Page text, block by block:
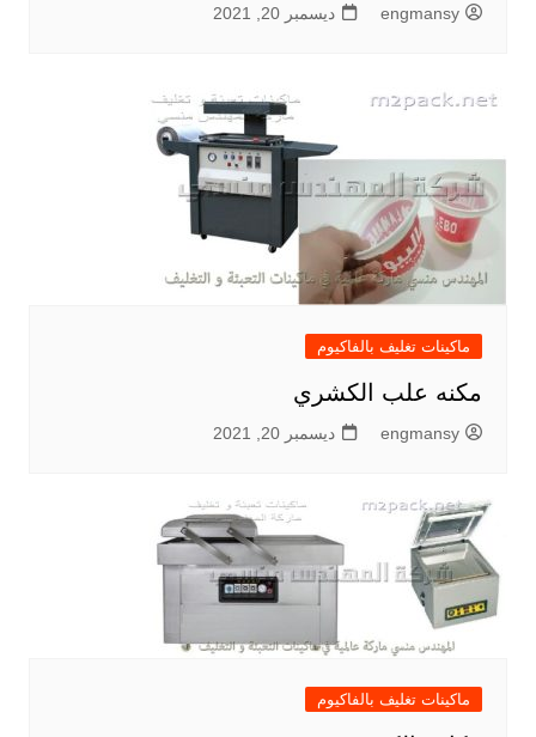
engmansy ديسمبر 20, 2021
ماكينات تغليف بالفاكيوم
مكنه علب الكشري
engmansy ديسمبر 20, 2021
ماكينات تغليف بالفاكيوم